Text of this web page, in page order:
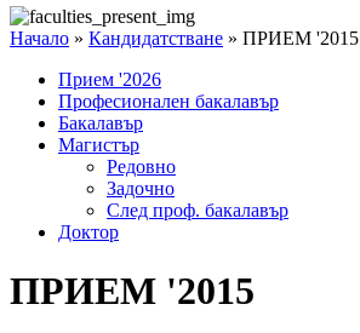
Начало » Кандидатстване » ПРИЕМ '2015
Прием '2026
Професионален бакалавър
Бакалавър
Магистър
Редовно
Задочно
След проф. бакалавър
Доктор
ПРИЕМ '2015